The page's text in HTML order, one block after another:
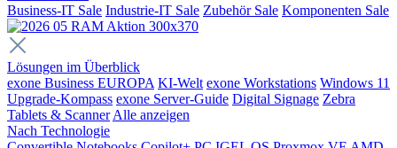
Business-IT Sale Industrie-IT Sale Zubehör Sale Komponenten Sale
Lösungen im Überblick
exone Business EUROPA KI-Welt exone Workstations Windows 11
Upgrade-Kompass exone Server-Guide Digital Signage Zebra
Tablets & Scanner Alle anzeigen
Nach Technologie